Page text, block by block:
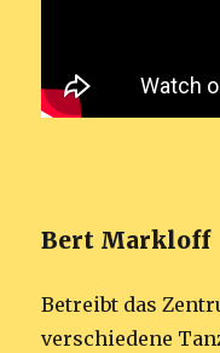
Bert Markloff
Betreibt das
verschiedene